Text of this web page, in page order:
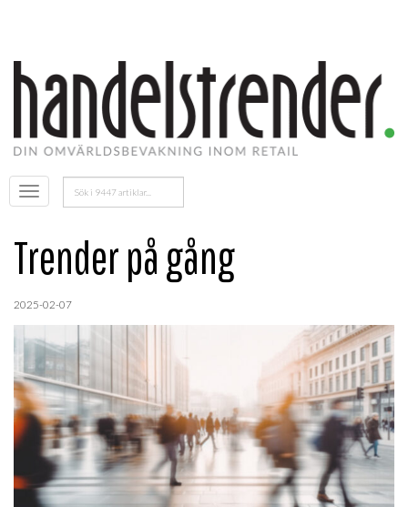
Öppna
menyn
Sök
efter:
Trender på gång
2025-02-07